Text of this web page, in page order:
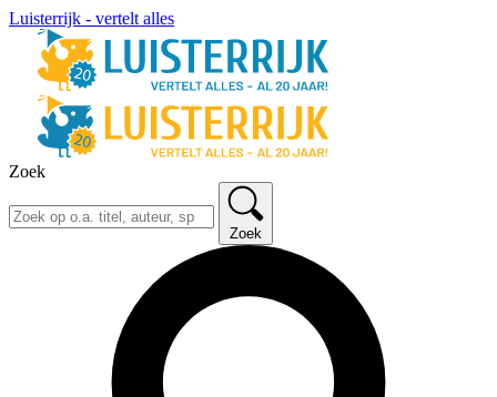
Luisterrijk - vertelt alles
Zoek
Zoek